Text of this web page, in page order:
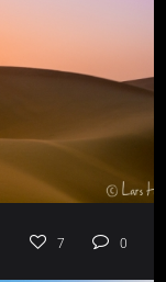
7 0